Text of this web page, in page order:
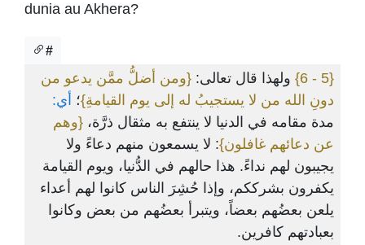
dunia au Akhera?
#
{5 - 6} ولهذا قال تعالى: {ومن أضلُّ ممَّن يدعو من
دونِ الله من لا يستجيبُ له إلى يوم القيامةِ}؛ أي:
مدة مقامه في الدنيا لا ينتفع به مثقال ذرَّة، {وهم
عن دعائهم غافلون}: لا يسمعون منهم دعاءً ولا
يجيبون لهم نداءً. هذا حالهم في الدُّنيا، ويوم القيامة
يكفرون بشرككم، وإذا حُشِرَ الناس كانوا لهم أعداء
يلعن بعضُهم بعضاً، ويتبرأ بعضُهم من بعض وكانوا
بعبادتهم كافرين.